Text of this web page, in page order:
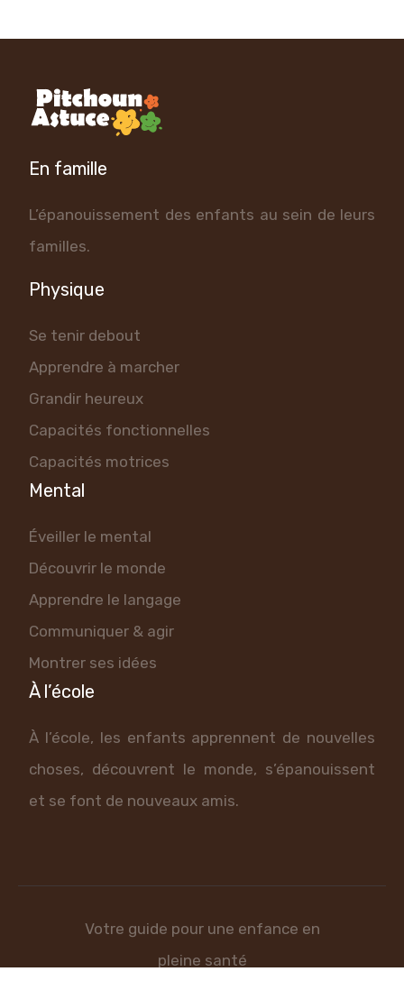
En famille
L’épanouissement des enfants au sein de leurs
familles.
Physique
Se tenir debout
Apprendre à marcher
Grandir heureux
Capacités fonctionnelles
Capacités motrices
Mental
Éveiller le mental
Découvrir le monde
Apprendre le langage
Communiquer & agir
Montrer ses idées
À l’école
À l’école, les enfants apprennent de nouvelles
choses, découvrent le monde, s’épanouissent
et se font de nouveaux amis.
Votre guide pour une enfance en
pleine santé